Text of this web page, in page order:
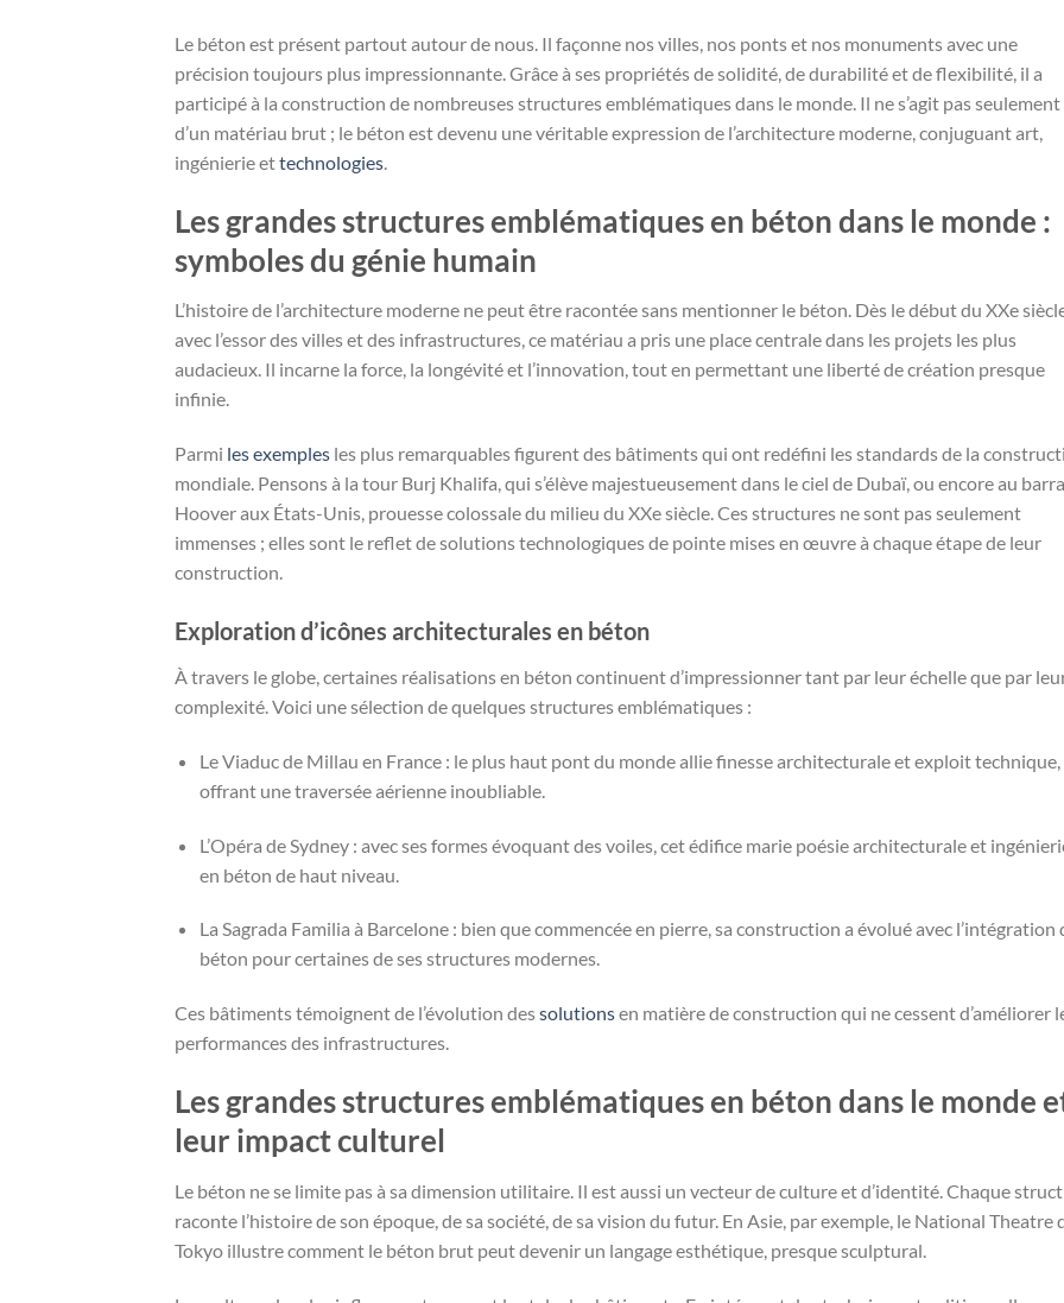
Le béton est présent partout autour de nous. Il façonne nos villes, nos ponts et nos monuments avec une
précision toujours plus impressionnante. Grâce à ses propriétés de solidité, de durabilité et de flexibilité, il a
participé à la construction de nombreuses structures emblématiques dans le monde. Il ne s’agit pas seulement
d’un matériau brut ; le béton est devenu une véritable expression de l’architecture moderne, conjuguant art,
ingénierie ettechnologies
Les grandes structures emblématiques en béton dans le monde :
symboles du génie humain
L’histoire de l’architecture moderne ne peut être racontée sans mentionner le béton. Dès le début du XXe
avec l’essor des villes et des infrastructures, ce matériau a pris une place centrale dans les projets les plus
audacieux. Il incarne la force, la longévité et l’innovation, tout en permettant une liberté de création presque
infinie.
Parmi les exemples les plus remarquables figurent des bâtiments qui ont redéfini les standards de la
mondiale. Pensons à la tour Burj Khalifa, qui s’élève majestueusement dans le ciel de Dubaï, ou encore au
Hoover aux États-Unis, prouesse colossale du milieu du XXe siècle. Ces structures ne sont pas seulement
immenses ; elles sont le reflet de solutions technologiques de pointe mises en œuvre à chaque étape de leur
construction.
Exploration d’icônes architecturales en béton
À travers le globe, certaines réalisations en béton continuent d’impressionner tant par leur échelle que par
complexité. Voici une sélection de quelques structures emblématiques :
Le Viaduc de Millau en France : le plus haut pont du monde allie finesse architecturale et exploit technique,
offrant une traversée aérienne inoubliable.
L’Opéra de Sydney : avec ses formes évoquant des voiles, cet édifice marie poésie architecturale et
en béton de haut niveau.
La Sagrada Familia à Barcelone : bien que commencée en pierre, sa construction a évolué avec l’intégration
béton pour certaines de ses structures modernes.
Ces bâtiments témoignent de l’évolution dessolutionsen matière de construction qui ne cessent d’améliorer
performances des infrastructures.
Les grandes structures emblématiques en béton dans le monde
leur impact culturel
Le béton ne se limite pas à sa dimension utilitaire. Il est aussi un vecteur de culture et d’identité. Chaque
raconte l’histoire de son époque, de sa société, de sa vision du futur. En Asie, par exemple, le National Theatre
Tokyo illustre comment le béton brut peut devenir un langage esthétique, presque sculptural.